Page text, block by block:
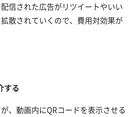
信された広告がリツイートやいい
散されていくので、費用対効果が
する
、動画内にQRコードを表示させる